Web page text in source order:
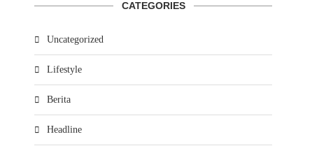
CATEGORIES
Uncategorized
Lifestyle
Berita
Headline